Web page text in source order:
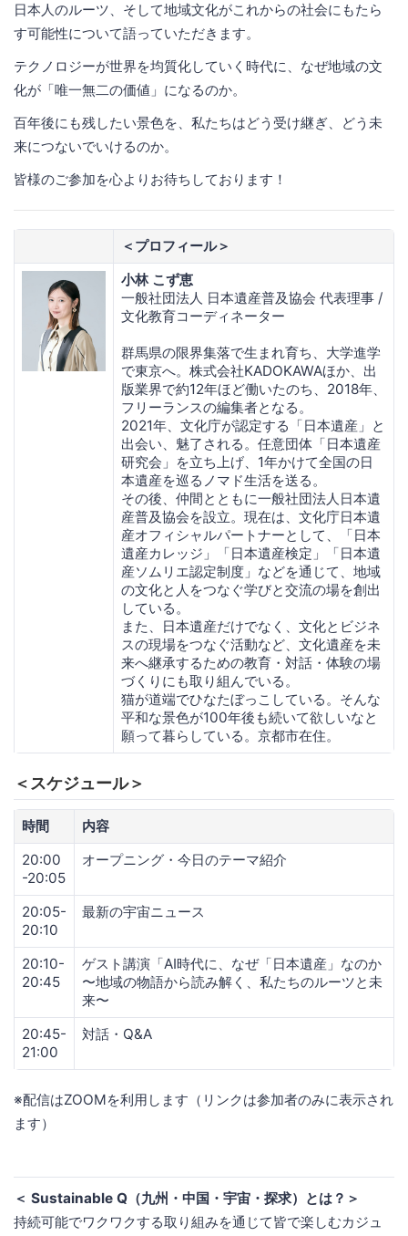
日本人のルーツ、そして地域文化がこれからの社会にもたら
す可能性について語っていただきます。
テクノロジーが世界を均質化していく時代に、なぜ地域の文
化が「唯一無二の価値」になるのか。
百年後にも残したい景色を、私たちはどう受け継ぎ、どう未
来につないでいけるのか。
皆様のご参加を心よりお待ちしております！
＜プロフィール＞
小林 こず恵
一般社団法人 日本遺産普及協会 代表理事 /
文化教育コーディネーター
群馬県の限界集落で生まれ育ち、大学進学
で東京へ。株式会社KADOKAWAほか、出
版業界で約12年ほど働いたのち、2018年、
フリーランスの編集者となる。
2021年、文化庁が認定する「日本遺産」と
出会い、魅了される。任意団体「日本遺産
研究会」を立ち上げ、1年かけて全国の日
本遺産を巡るノマド生活を送る。
その後、仲間とともに一般社団法人日本遺
産普及協会を設立。現在は、文化庁日本遺
産オフィシャルパートナーとして、「日本
遺産カレッジ」「日本遺産検定」「日本遺
産ソムリエ認定制度」などを通じて、地域
の文化と人をつなぐ学びと交流の場を創出
している。
また、日本遺産だけでなく、文化とビジネ
スの現場をつなぐ活動など、文化遺産を未
来へ継承するための教育・対話・体験の場
づくりにも取り組んでいる。
猫が道端でひなたぼっこしている。そんな
平和な景色が100年後も続いて欲しいなと
願って暮らしている。京都市在住。
＜スケジュール＞
時間
内容
20:00
-20:05
オープニング・今日のテーマ紹介
20:05-
20:10
最新の宇宙ニュース
20:10-
20:45
ゲスト講演「AI時代に、なぜ「日本遺産」なのか
〜地域の物語から読み解く、私たちのルーツと未
来〜
20:45-
21:00
対話・Q&A
※配信はZOOMを利用します（リンクは参加者のみに表示され
ます）
＜ Sustainable Q（九州・中国・宇宙・探求）とは？＞
持続可能でワクワクする取り組みを通じて皆で楽しむカジュ